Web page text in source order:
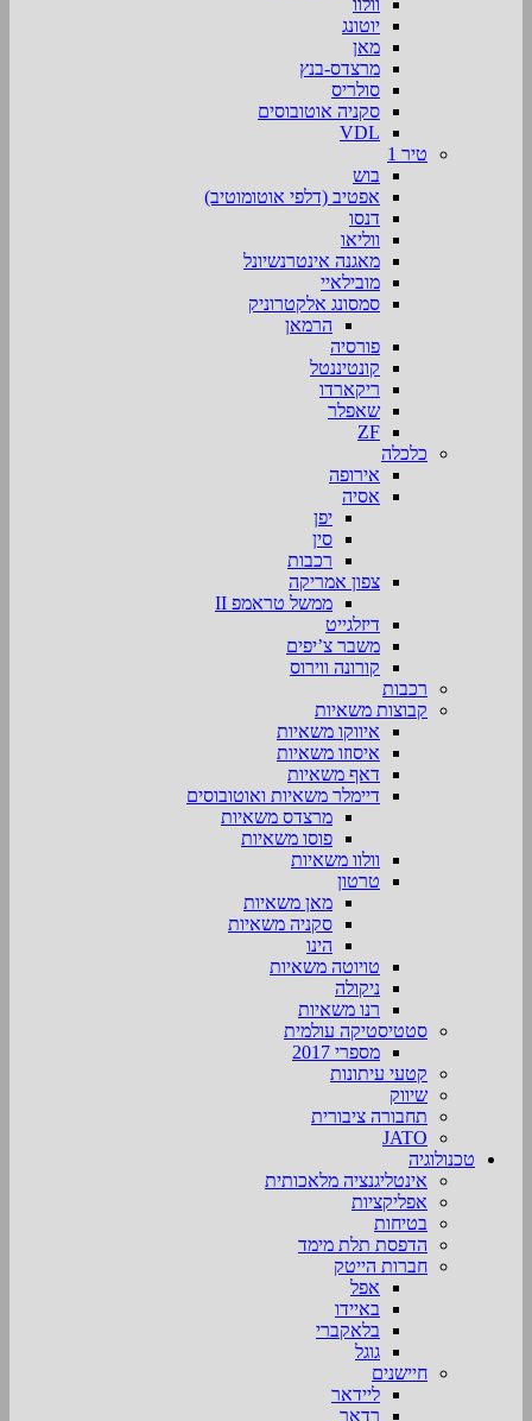
יוטונג
מאן
מרצדס-בנץ
סולריס
סקניה אוטובוסים
VDL
טיר 1
בוש
אפטיב (דלפי אוטומוטיב)
דנסו
ווליאו
מאגנה אינטרנשיונל
מובילאיי
סמסונג אלקטרוניק
הרמאן
פורסיה
קונטיננטל
ריקארדו
שאפלר
ZF
כלכלה
אירופה
אסיה
יפן
סין
רכבות
צפון אמריקה
ממשל טראמפ II
דיזלגייט
משבר צ’יפים
קורונה ווירוס
רכבות
קבוצות משאיות
איווקו משאיות
איסוזו משאיות
דאף משאיות
דיימלר משאיות ואוטובוסים
מרצדס משאיות
פוסו משאיות
וולוו משאיות
טרטון
מאן משאיות
סקניה משאיות
הינו
טויוטה משאיות
ניקולה
רנו משאיות
סטטיסטיקה עולמית
מספרי 2017
קטעי עיתונות
שיווק
תחבורה ציבורית
JATO
טכנולוגיה
אינטליגנציה מלאכותית
אפליקציות
בטיחות
הדפסת תלת מימד
חברות הייטק
אפל
באיידו
בלאקברי
גוגל
חיישנים
ליידאר
רדאר